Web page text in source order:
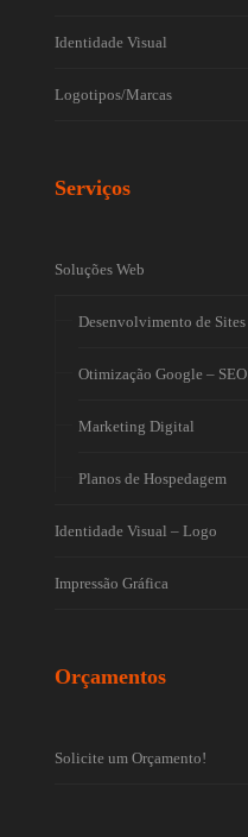
Identidade Visual
Logotipos/Marcas
Serviços
Soluções Web
Desenvolvimento de Sites
Otimização Google – SEO
Marketing Digital
Planos de Hospedagem
Identidade Visual – Logo
Impressão Gráfica
Orçamentos
Solicite um Orçamento!